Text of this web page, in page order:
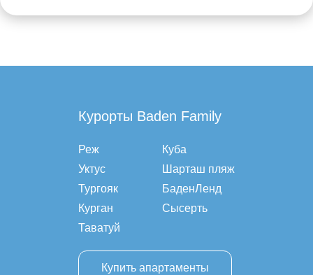
Курорты Baden Family
Реж
Уктус
Тургояк
Курган
Таватуй
Куба
Шарташ пляж
БаденЛенд
Сысерть
Купить апартаменты